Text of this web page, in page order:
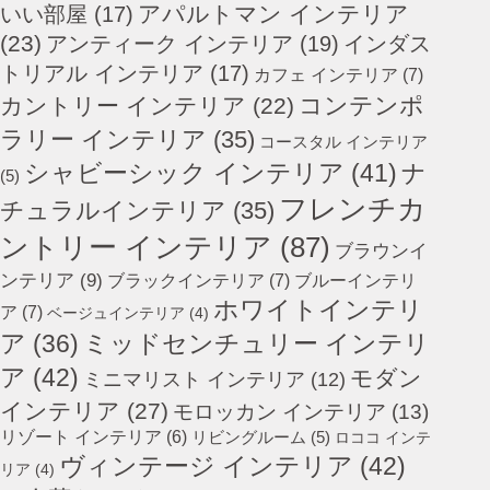
いい部屋 (17) アパルトマン インテリア
(23) アンティーク インテリア (19) インダス
トリアル インテリア (17) カフェ インテリア (7)
カントリー インテリア (22) コンテンポ
ラリー インテリア (35) コースタル インテリア
(5) シャビーシック インテリア (41) ナ
チュラルインテリア (35) フレンチカ
ントリー インテリア (87) ブラウンイ
ンテリア (9) ブラックインテリア (7) ブルーインテリ
ア (7) ベージュインテリア (4) ホワイトインテリ
ア (36) ミッドセンチュリー インテリ
ア (42) ミニマリスト インテリア (12) モダン
インテリア (27) モロッカン インテリア (13)
リゾート インテリア (6) リビングルーム (5) ロココ インテ
リア (4) ヴィンテージ インテリア (42)